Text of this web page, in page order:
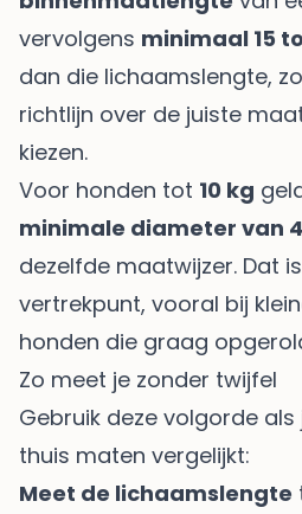
vervolgens minimaal 15
dan die lichaamslengte,
richtlijn over de juiste
kiezen.
Voor honden tot 10 kg
minimale diameter van
dezelfde maatwijzer. Dat
vertrekpunt, vooral bij
honden die graag
Zo meet je zonder twijfel
Gebruik deze volgorde als
thuis maten vergelijkt:
Meet de lichaamslengte